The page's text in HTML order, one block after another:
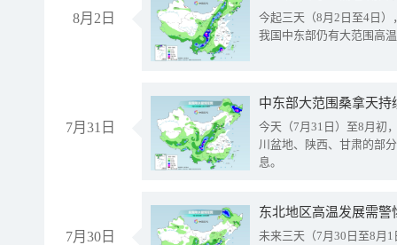
8月2日
今起三天（8月2日至4日
我国中东部仍有大范围高
7月31日
中东部大范围桑拿天
今天（7月31日）至8月初
川盆地、陕西、甘肃的部
息。
7月30日
东北地区高温发展需
未来三天（7月30日至8月